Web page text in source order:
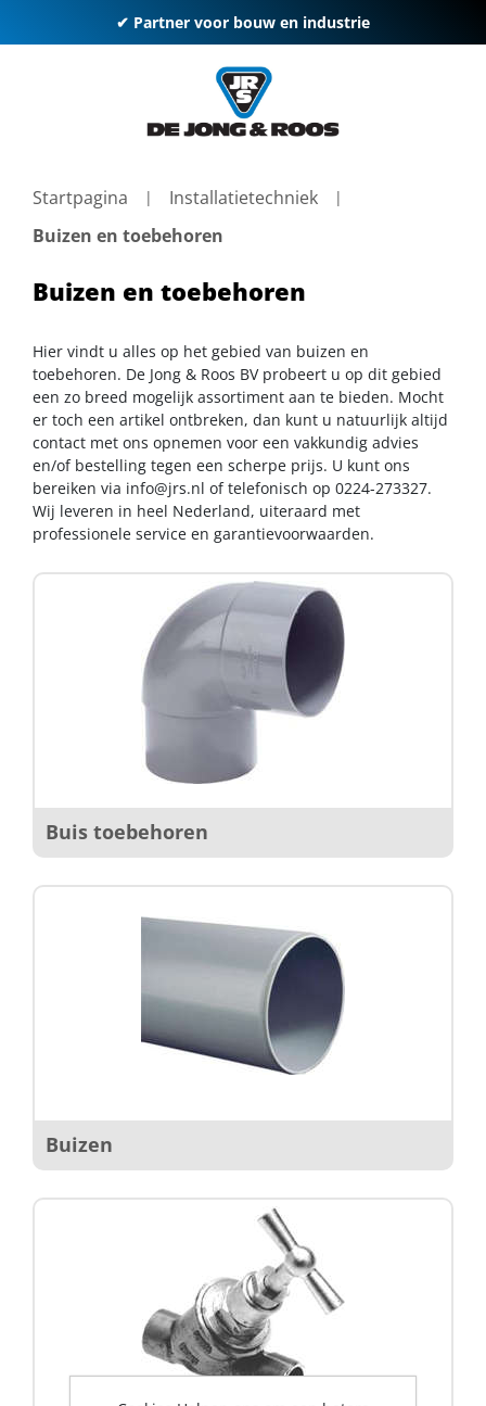
✔ Partner voor bouw en industrie
Startpagina
Installatietechniek
Buizen en toebehoren
Buizen en toebehoren
Hier vindt u alles op het gebied van buizen en
toebehoren. De Jong & Roos BV probeert u op dit gebied
een zo breed mogelijk assortiment aan te bieden. Mocht
er toch een artikel ontbreken, dan kunt u natuurlijk altijd
contact met ons opnemen voor een vakkundig advies
en/of bestelling tegen een scherpe prijs. U kunt ons
bereiken via info@jrs.nl of telefonisch op 0224-273327.
Wij leveren in heel Nederland, uiteraard met
professionele service en garantievoorwaarden.
Buis toebehoren
Buizen